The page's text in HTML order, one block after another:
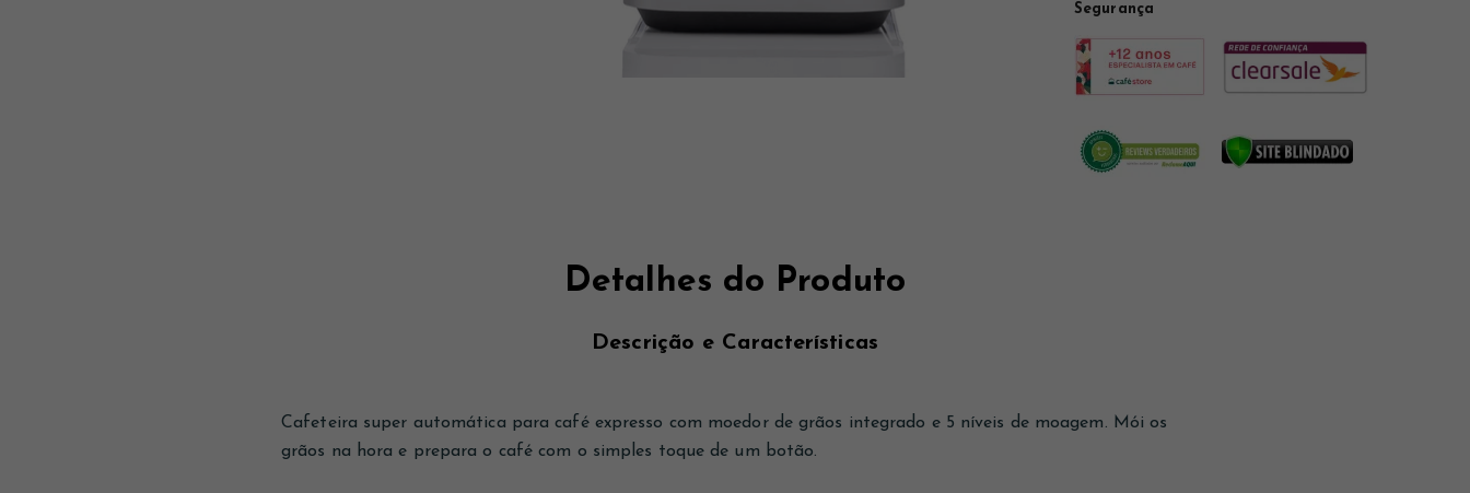
Segurança
Detalhes do Produto
Descrição e Características
Cafeteira super automática para café expresso com moedor de grãos integrado e 5 níveis de moagem. Mói os
grãos na hora e prepara o café com o simples toque de um botão.